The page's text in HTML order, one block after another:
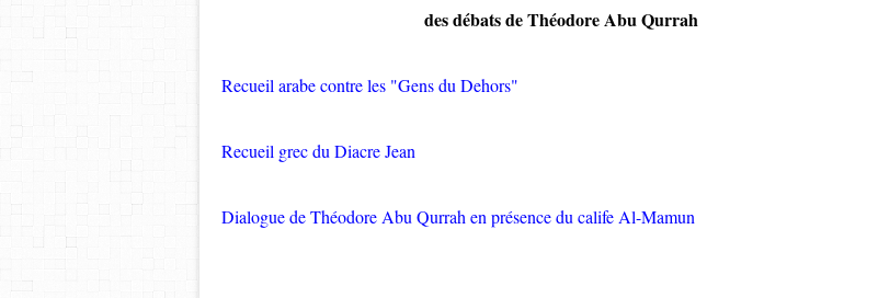
des débats de Théodore Abu Qurrah
Recueil arabe contre les "Gens du Dehors"
Recueil grec du Diacre Jean
Dialogue de Théodore Abu Qurrah en présence du calife Al-Mamun